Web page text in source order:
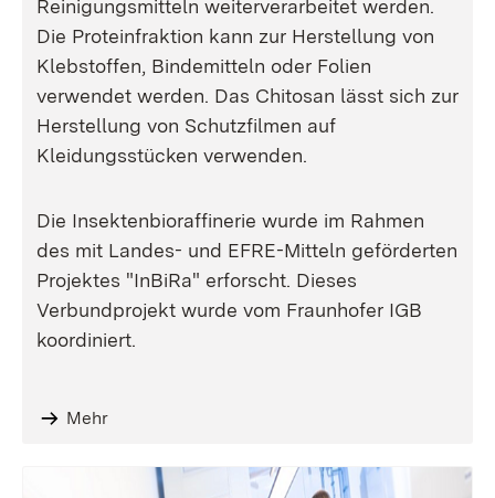
Reinigungsmitteln weiterverarbeitet werden.
Die Proteinfraktion kann zur Herstellung von
Klebstoffen, Bindemitteln oder Folien
verwendet werden. Das Chitosan lässt sich zur
Herstellung von Schutzfilmen auf
Kleidungsstücken verwenden.
Die Insektenbioraffinerie wurde im Rahmen
des mit Landes- und EFRE-Mitteln geförderten
Projektes "InBiRa" erforscht. Dieses
Verbundprojekt wurde vom Fraunhofer IGB
koordiniert.
Mehr